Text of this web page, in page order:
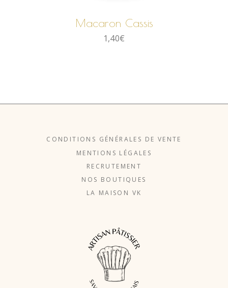
Macaron Cassis
1,40€
CONDITIONS GÉNÉRALES DE VENTE
MENTIONS LÉGALES
RECRUTEMENT
NOS BOUTIQUES
LA MAISON VK